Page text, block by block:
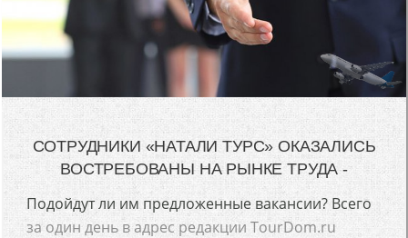
СОТРУДНИКИ «НАТАЛИ ТУРС» ОКАЗАЛИСЬ
ВОСТРЕБОВАНЫ НА РЫНКЕ ТРУДА -
Подойдут ли им предложенные вакансии? Всего
за один день в адрес редакции TourDom.ru